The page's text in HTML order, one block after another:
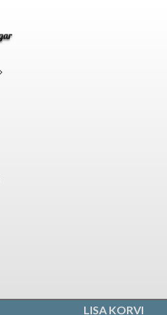
LISA KORVI